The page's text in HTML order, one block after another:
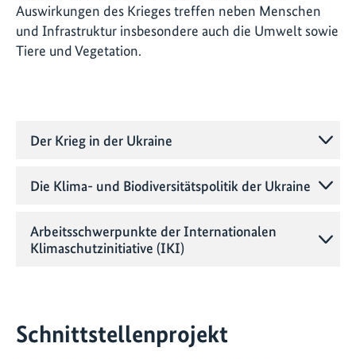
Auswirkungen des Krieges treffen neben Menschen
und Infrastruktur insbesondere auch die Umwelt sowie
Tiere und Vegetation.
Der Krieg in der Ukraine
Die Klima- und Biodiversitätspolitik der Ukraine
Arbeitsschwerpunkte der Internationalen
Klimaschutzinitiative (IKI)
Schnittstellenprojekt